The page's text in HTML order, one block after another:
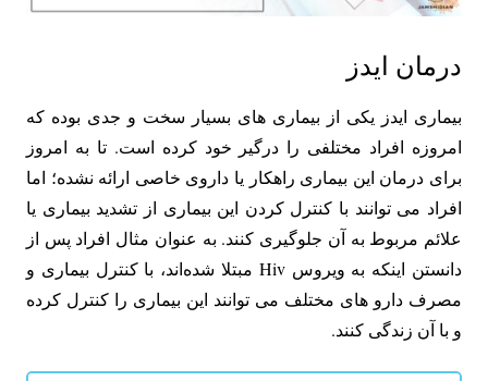
درمان ایدز
بیماری ایدز یکی از بیماری های بسیار سخت و جدی بوده که
امروزه افراد مختلفی را درگیر خود کرده است. تا به امروز
برای درمان این بیماری راهکار یا داروی خاصی ارائه نشده؛ اما
افراد می توانند با کنترل کردن این بیماری از تشدید بیماری یا
علائم مربوط به آن جلوگیری کنند. به عنوان مثال افراد پس از
دانستن اینکه به ویروس Hiv مبتلا شده‌اند، با کنترل بیماری و
مصرف دارو های مختلف می توانند این بیماری را کنترل کرده
و با آن زندگی کنند.